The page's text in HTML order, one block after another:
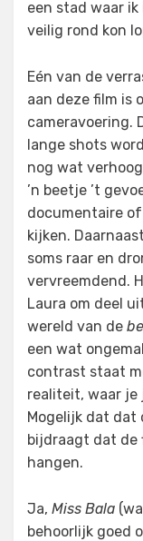
een stad waar
veilig rond kon
Eén van de
aan deze film is
cameravoering.
lange shots
nog wat
’n beetje ’t
documentaire
kijken.
soms raar en
vervreemdend.
Laura om deel
wereld van de
een wat
contrast staat
realiteit, waar je
Mogelijk dat dat
bijdraagt dat
hangen.
Ja, Miss Bala
behoorlijk goed